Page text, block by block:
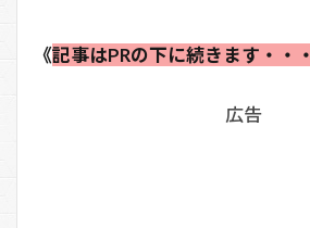
《記事はPRの下に続きます・・・
広告